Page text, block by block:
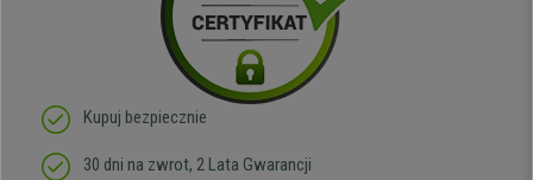
Kupuj bezpiecznie
30 dni na zwrot, 2 Lata Gwarancji